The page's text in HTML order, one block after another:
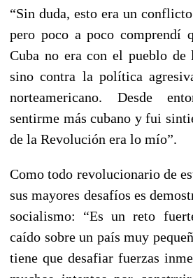
“Sin duda, esto era un
pero poco a poco comprendí
Cuba no era con el pueblo de
sino contra la política
norteamericano. Desde
sentirme más cubano y fui
de la Revolución era lo mío”.
Como todo revolucionario de
sus mayores desafíos es
socialismo: “Es un reto
caído sobre un país muy
tiene que desafiar fuerzas